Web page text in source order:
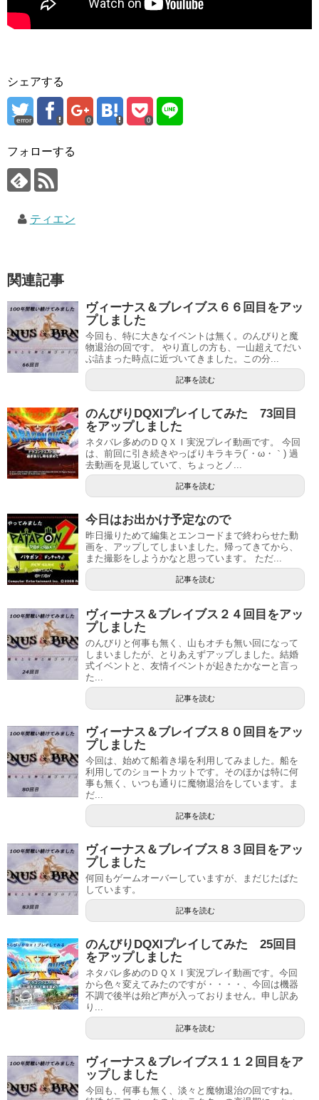
シェアする
error 0 0
フォローする
ティエン
関連記事
ヴィーナス＆ブレイブス６６回目をアッ
プしました
今回も、特に大きなイベントは無く。のんびりと魔
物退治の回です。 やり直しの方も、一山超えてだい
ぶ詰まった時点に近づいてきました。この分...
記事を読む
のんびりDQXIプレイしてみた 73回目
をアップしました
ネタバレ多めのＤＱＸＩ実況プレイ動画です。 今回
は、前回に引き続きやっぱりキラキラ(´・ω・｀) 過
去動画を見返していて、ちょっとノ...
記事を読む
今日はお出かけ予定なので
昨日撮りためて編集とエンコードまで終わらせた動
画を、アップしてしまいました。帰ってきてから、
また撮影をしようかなと思っています。 ただ...
記事を読む
ヴィーナス＆ブレイブス２４回目をアッ
プしました
のんびりと何事も無く、山もオチも無い回になって
しまいましたが、とりあえずアップしました。結婚
式イベントと、友情イベントが起きたかなーと言っ
た...
記事を読む
ヴィーナス＆ブレイブス８０回目をアッ
プしました
今回は、始めて船着き場を利用してみました。船を
利用してのショートカットです。そのほかは特に何
事も無く、いつも通りに魔物退治をしています。ま
だ...
記事を読む
ヴィーナス＆ブレイブス８３回目をアッ
プしました
何回もゲームオーバーしていますが、まだじたばた
しています。
記事を読む
のんびりDQXIプレイしてみた 25回目
をアップしました
ネタバレ多めのＤＱＸＩ実況プレイ動画です。今回
から色々変えてみたのですが・・・・、今回は機器
不調で後半は殆ど声が入っておりません。申し訳あ
り...
記事を読む
ヴィーナス＆ブレイブス１１２回目をア
ップしました
今回も、何事も無く、淡々と魔物退治の回ですね。